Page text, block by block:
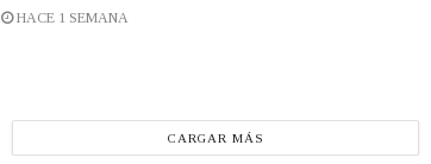
HACE 1 SEMANA
CARGAR MÁS